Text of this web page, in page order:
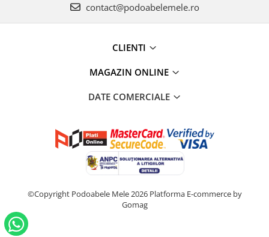
contact@podoabelemele.ro
CLIENTI
MAGAZIN ONLINE
DATE COMERCIALE
©Copyright Podoabele Mele 2026 Platforma E-commerce by
Gomag